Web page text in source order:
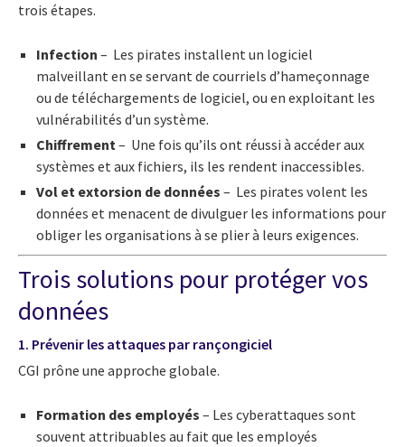
trois étapes.
Infection – Les pirates installent un logiciel
malveillant en se servant de courriels d’hameçonnage
ou de téléchargements de logiciel, ou en exploitant les
vulnérabilités d’un système.
Chiffrement– Une fois qu’ils ont réussi à accéder aux
systèmes et aux fichiers, ils les rendent inaccessibles.
Vol et extorsion de données – Les pirates volent les
données et menacent de divulguer les informations pour
obliger les organisations à se plier à leurs exigences.
Trois solutions pour protéger vos
données
1. Prévenir les attaques par rançongiciel
CGI prône une approche globale.
Formation des employés – Les cyberattaques sont
souvent attribuables au fait que les employés